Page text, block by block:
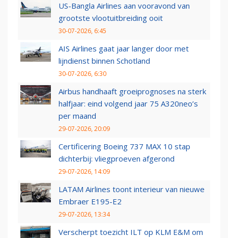
US-Bangla Airlines aan vooravond van
grootste vlootuitbreiding ooit
30-07-2026, 6:45
AIS Airlines gaat jaar langer door met
lijndienst binnen Schotland
30-07-2026, 6:30
Airbus handhaaft groeiprognoses na sterk
halfjaar: eind volgend jaar 75 A320neo’s
per maand
29-07-2026, 20:09
Certificering Boeing 737 MAX 10 stap
dichterbij: vliegproeven afgerond
29-07-2026, 14:09
LATAM Airlines toont interieur van nieuwe
Embraer E195-E2
29-07-2026, 13:34
Verscherpt toezicht ILT op KLM E&M om